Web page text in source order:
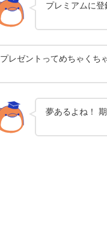
プレミアムに
プレゼントってめちゃくち
夢あるよね！